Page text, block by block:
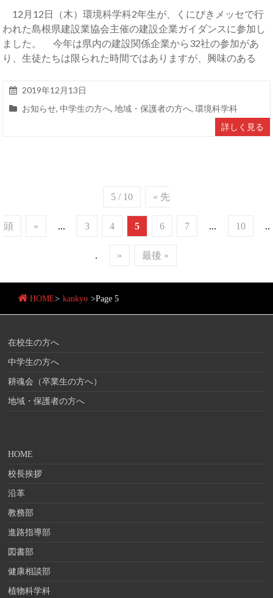
12月12日（木）環境科学科2年生が、くにびきメッセで行
われた島根県建設業協会主催の建設企業ガイダンスに参加し
ました。 今年は県内の建設関係企業から32社の参加があ
り、生徒たちは限られた時間ではありますが、興味のある
2019年12月13日
お知らせ,中学生の方へ,地域・保護者の方へ,環境科学科
詳しく見る
5 / 10 « 先
頭 « ... 3 4 5 6 7 ... 10 ..
. » 最後 »
HOME> kankyo >Page 5
在校生の方へ
中学生の方へ
耕魂会（卒業生の方へ）
地域・保護者の方へ
HOME
校長挨拶
沿革
教務部
進路指導部
図書部
健康相談部
植物科学科